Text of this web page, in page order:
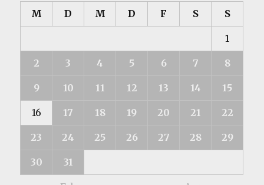
M D M D F S S
1
2 3 4 5 6 7 8
9 10 11 12 13 14 15
16 17 18 19 20 21 22
23 24 25 26 27 28 29
30 31